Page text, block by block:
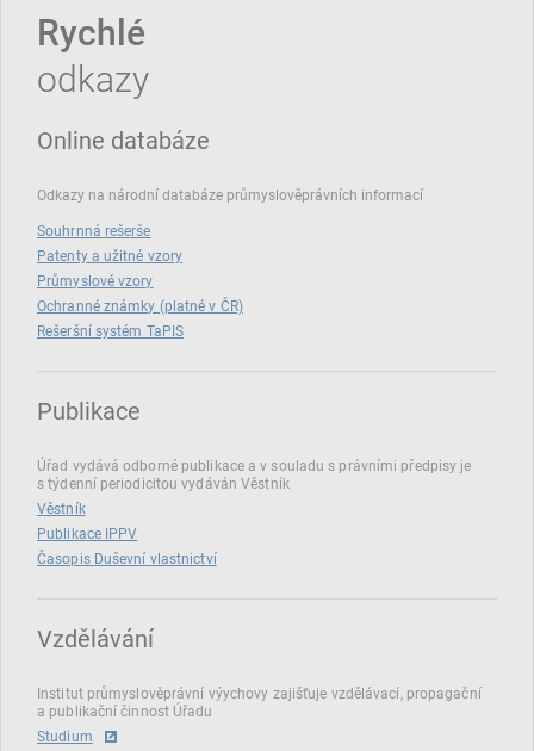
Rychlé
odkazy
Online databáze
Odkazy na národní databáze průmyslověprávních informací
Souhrnná rešerše
Patenty a užitné vzory
Průmyslové vzory
Ochranné známky (platné v ČR)
Rešeršní systém TaPIS
Publikace
Úřad vydává odborné publikace a v souladu s právními předpisy je
s týdenní periodicitou vydáván Věstník
Věstník
Publikace IPPV
Časopis Duševní vlastnictví
Vzdělávání
Institut průmyslověprávní výychovy zajišťuje vzdělávací, propagační
a publikační činnost Úřadu
Studium